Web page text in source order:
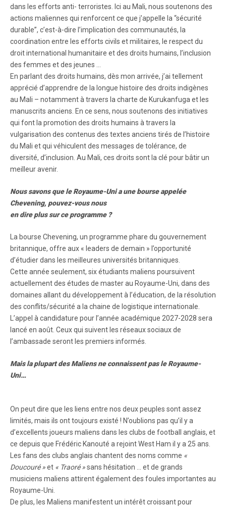
dans les efforts anti- terroristes. Ici au Mali, nous soutenons des
actions maliennes qui renforcent ce que j’appelle la “sécurité
durable”, c’est-à-dire l’implication des communautés, la
coordination entre les efforts civils et militaires, le respect du
droit international humanitaire et des droits humains, l’inclusion
des femmes et des jeunes …
En parlant des droits humains, dès mon arrivée, j’ai tellement
apprécié d’apprendre de la longue histoire des droits indigènes
au Mali – notamment à travers la charte de Kurukanfuga et les
manuscrits anciens. En ce sens, nous soutenons des initiatives
qui font la promotion des droits humains à travers la
vulgarisation des contenus des textes anciens tirés de l’histoire
du Mali et qui véhiculent des messages de tolérance, de
diversité, d’inclusion. Au Mali, ces droits sont la clé pour bâtir un
meilleur avenir.
Nous savons que le Royaume-Uni a une bourse appelée
Chevening, pouvez-vous nous
en dire plus sur ce programme ?
La bourse Chevening, un programme phare du gouvernement
britannique, offre aux « leaders de demain » l’opportunité
d’étudier dans les meilleures universités britanniques.
Cette année seulement, six étudiants maliens poursuivent
actuellement des études de master au Royaume-Uni, dans des
domaines allant du développement à l’éducation, de la résolution
des conflits/sécurité a la chaine de logistique internationale.
L’appel à candidature pour l’année académique 2027-2028 sera
lancé en août. Ceux qui suivent les réseaux sociaux de
l’ambassade seront les premiers informés.
Mais la plupart des Maliens ne connaissent pas le Royaume-
Uni…
On peut dire que les liens entre nos deux peuples sont assez
limités, mais ils ont toujours existé ! N’oublions pas qu’il y a
d’excellents joueurs maliens dans les clubs de football anglais, et
ce depuis que Frédéric Kanouté a rejoint West Ham il y a 25 ans.
Les fans des clubs anglais chantent des noms comme «
Doucouré »et « Traoré »sans hésitation … et de grands
musiciens maliens attirent également des foules importantes au
Royaume-Uni.
De plus, les Maliens manifestent un intérêt croissant pour